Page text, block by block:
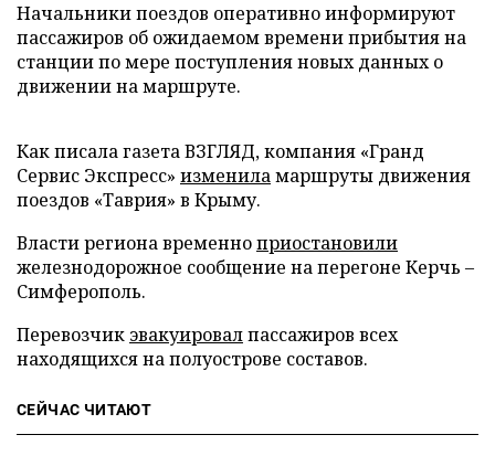
Начальники поездов оперативно информируют
пассажиров об ожидаемом времени прибытия на
станции по мере поступления новых данных о
движении на маршруте.
Как писала газета ВЗГЛЯД, компания «Гранд
Сервис Экспресс» измениламаршруты движения
поездов «Таврия» в Крыму.
Власти региона временноприостановили
железнодорожное сообщение на перегоне Керчь –
Симферополь.
Перевозчик эвакуировалпассажиров всех
находящихся на полуострове составов.
СЕЙЧАС ЧИТАЮТ